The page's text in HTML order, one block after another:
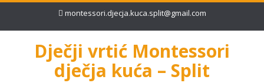
montessori.djecja.kuca.split@gmail.com
Dječji vrtić Montessori
dječja kuća – Split